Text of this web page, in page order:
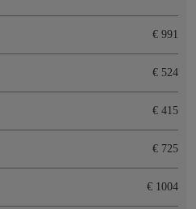
€ 991
€ 524
€ 415
€ 725
€ 1004